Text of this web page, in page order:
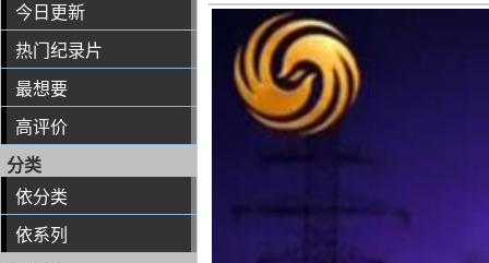
今日更新
热门纪录片
最想要
高评价
分类
依分类
依系列